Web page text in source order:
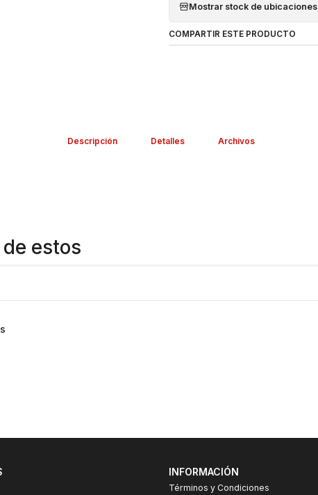
Mostrar stock de ubicaciones
COMPARTIR ESTE PRODUCTO
Descripción Detalles Archivos
estos
INFORMACIÓN
Términos y Condiciones